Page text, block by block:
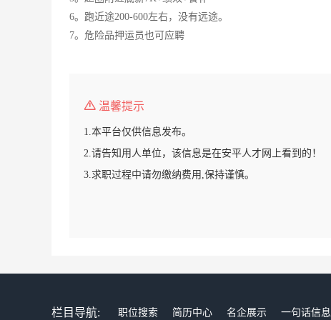
6。跑近途200-600左右，没有远途。
7。危险品押运员也可应聘
温馨提示
1.本平台仅供信息发布。
2.请告知用人单位，该信息是在安平人才网上看到的！
3.求职过程中请勿缴纳费用,保持谨慎。
栏目导航: 职位搜索 简历中心 名企展示 一句话信息